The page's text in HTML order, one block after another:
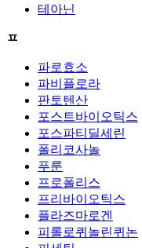
테아닌
ㅍ
파로효소
파비플로라
판토텐산
포스트바이오틱스
포스파티딜세린
폴리코사놀
푸룬
프로폴리스
프리바이오틱스
플라즈마로겐
피롤로퀴놀린퀴논